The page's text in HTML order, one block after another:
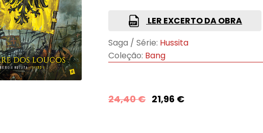
LER EXCERTO DA OBRA
Saga / Série: Hussita
Coleção: Bang
24,40€ 21,96 €